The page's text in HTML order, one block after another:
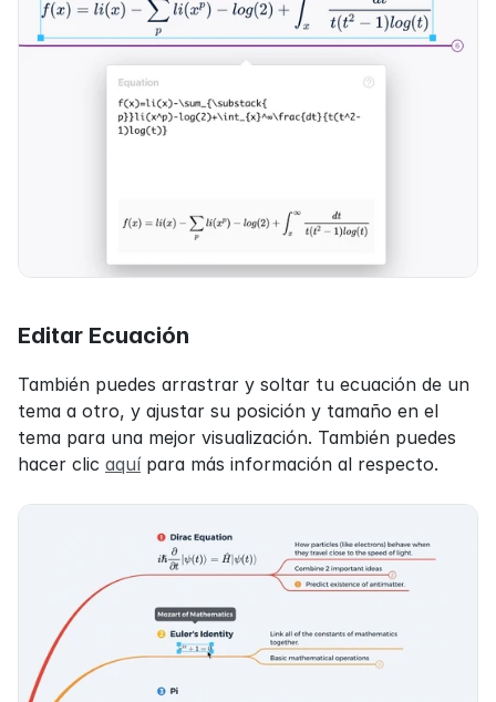
Editar Ecuación
También puedes arrastrar y soltar tu ecuación de un
tema a otro, y ajustar su posición y tamaño en el
tema para una mejor visualización. También puedes
hacer clic aquí para más información al respecto.